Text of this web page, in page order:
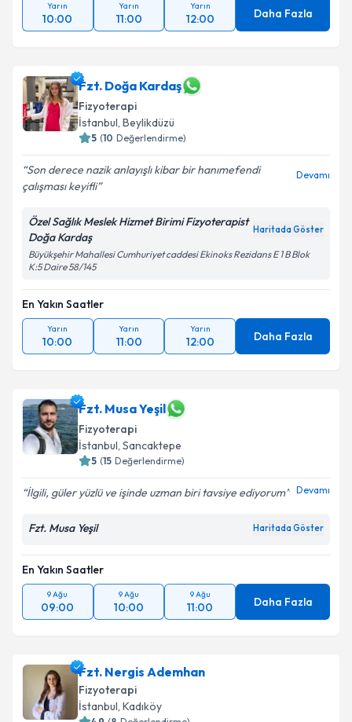
Yarın
10:00
Yarın
11:00
Yarın
12:00 Daha Fazla
Fzt. Doğa Kardaş
Fizyoterapi
İstanbul, Beylikdüzü
5 (10 Değerlendirme)
Son derece nazik anlayışlı kibar bir hanımefendi
çalışması keyifli
Devamı
Özel Sağlık Meslek Hizmet Birimi Fizyoterapist
Doğa Kardaş
Haritada Göster
Büyükşehir Mahallesi Cumhuriyet caddesi Ekinoks Rezidans E 1 B Blok
K:5 Daire 58/145
En Yakın Saatler
Yarın
10:00
Yarın
11:00
Yarın
12:00 Daha Fazla
Fzt. Musa Yeşil
Fizyoterapi
İstanbul, Sancaktepe
5 (15 Değerlendirme)
İlgili, güler yüzlü ve işinde uzman biri tavsiye ediyorum Devamı
Fzt. Musa Yeşil Haritada Göster
En Yakın Saatler
9 Ağu
09:00
9 Ağu
10:00
9 Ağu
11:00 Daha Fazla
Fzt. Nergis Ademhan
Fizyoterapi
İstanbul, Kadıköy